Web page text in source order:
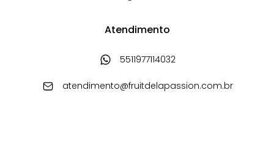
Atendimento
5511977114032
atendimento@fruitdelapassion.com.br